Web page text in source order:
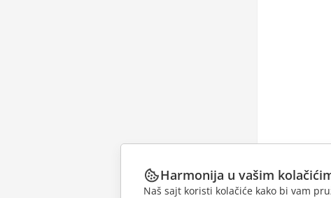
Harmonija u vašim
Naš sajt koristi kolačiće kako bi vam